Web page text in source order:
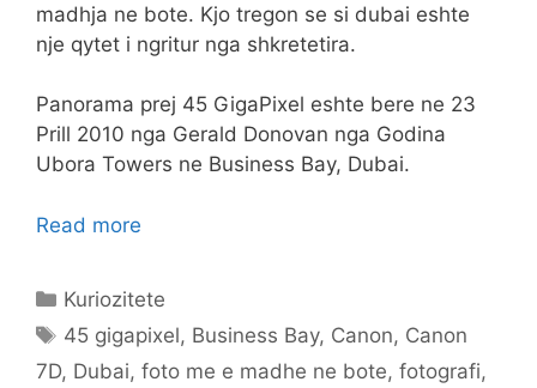
madhja ne bote. Kjo tregon se si dubai eshte
nje qytet i ngritur nga shkretetira.
Panorama prej 45 GigaPixel eshte bere ne 23
Prill 2010 nga Gerald Donovan nga Godina
Ubora Towers ne Business Bay, Dubai.
Read more
Categories
Kuriozitete
Tags
45 gigapixel, Business Bay, Canon, Canon
7D, Dubai, foto me e madhe ne bote, fotografi,